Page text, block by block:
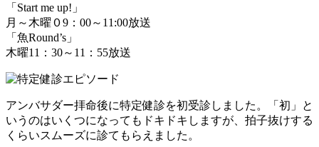
「Start me up!」
月～木曜０9：00～11:00放送
「魚Round’s」
木曜11：30～11：55放送
アンバサダー拝命後に特定健診を初受診しました。「初」と
いうのはいくつになってもドキドキしますが、拍子抜けする
くらいスムーズに診てもらえました。